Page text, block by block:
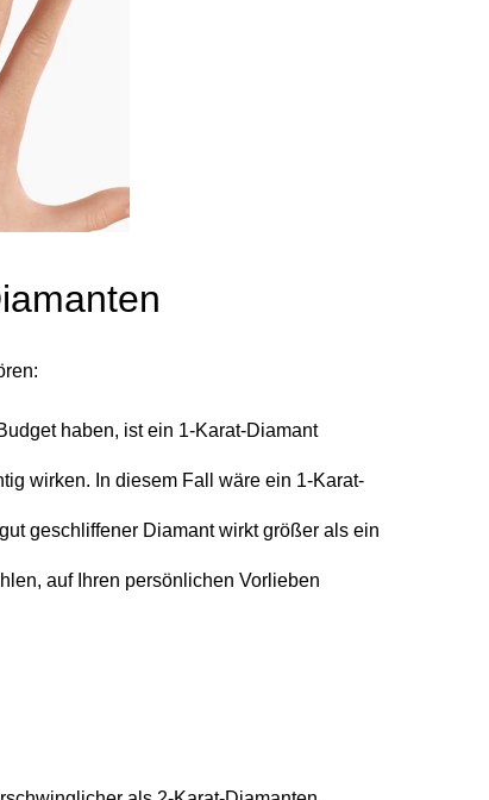
haben, ist ein 1-Karat-Diamant
wirken. In diesem Fall wäre ein 1-Karat-
geschliffener Diamant wirkt größer als ein
auf Ihren persönlichen Vorlieben